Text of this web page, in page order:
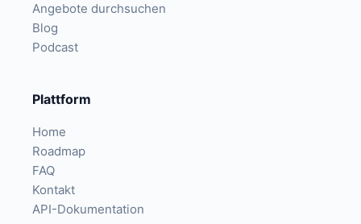
Angebote durchsuchen
Blog
Podcast
Plattform
Home
Roadmap
FAQ
Kontakt
API-Dokumentation